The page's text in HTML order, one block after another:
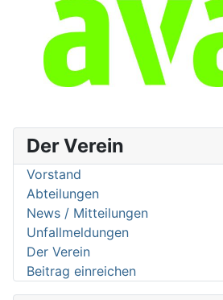
Der Verein
Vorstand
Abteilungen
News / Mitteilungen
Unfallmeldungen
Der Verein
Beitrag einreichen